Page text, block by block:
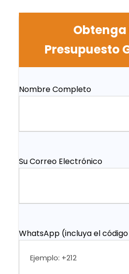
Obtenga
Presupuesto
Nombre Completo
Su Correo Electrónico
WhatsApp (incluya el